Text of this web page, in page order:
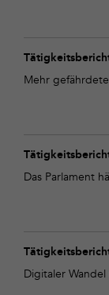
Mehr
2023
Das Parlament
2022
Digitaler
2021